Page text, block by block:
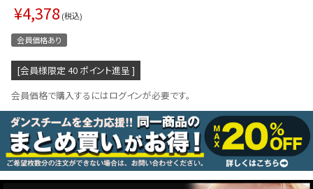
ラ・ニップレス
浴衣
コスプレ
クリスマス
¥4,378 税込
会員価格あり
[会員様限定 40 ポイント進呈 ]
会員価格で購入するにはログインが必要です。